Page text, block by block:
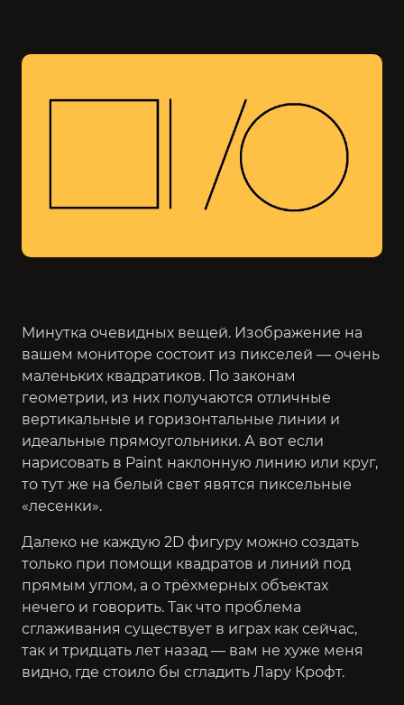
Минутка очевидных вещей. Изображение на
вашем мониторе состоит из пикселей — очень
маленьких квадратиков. По законам
геометрии, из них получаются отличные
вертикальные и горизонтальные линии и
идеальные прямоугольники. А вот если
нарисовать в Paint наклонную линию или круг,
то тут же на белый свет явятся пиксельные
«лесенки».
Далеко не каждую 2D фигуру можно создать
только при помощи квадратов и линий под
прямым углом, а о трёхмерных объектах
нечего и говорить. Так что проблема
сглаживания существует в играх как сейчас,
так и тридцать лет назад — вам не хуже меня
видно, где стоило бы сгладить Лару Крофт.